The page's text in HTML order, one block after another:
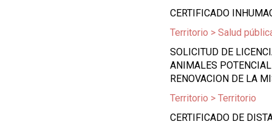
CERTIFICADO
Territorio > Salud
SOLICITUD DE
ANIMALES
RENOVACION DE LA
Territorio > Territorio
CERTIFICADO DE